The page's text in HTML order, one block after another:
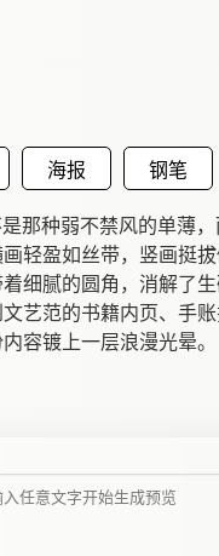
海报 钢笔
那种弱不禁风的单薄
轻盈如丝带，竖画挺
细腻的圆角，消解了
艺范的书籍内页、手账
容镀上一层浪漫光晕。